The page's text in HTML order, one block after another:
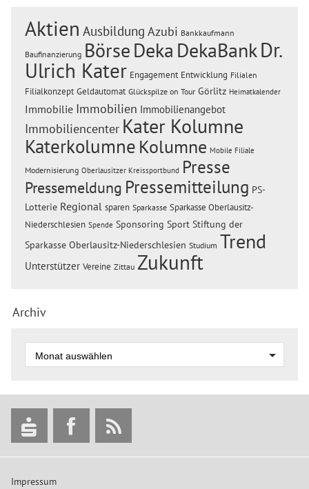
Aktien Ausbildung Azubi Bankkaufmann
Baufinanzierung BörseDeka DekaBankDr.
Ulrich Kater Engagement Entwicklung Filialen
Filialkonzept Geldautomat Glückspilze on Tour Görlitz Heimatkalender
Immobilie Immobilien Immobilienangebot
Immobiliencenter Kater Kolumne
Katerkolumne Kolumne Mobile Filiale
Modernisierung Oberlausitzer Kreissportbund Presse
Pressemeldung Pressemitteilung PS-
Lotterie Regional sparen Sparkasse Sparkasse Oberlausitz-
Niederschlesien Spende Sponsoring Sport Stiftung der
Sparkasse Oberlausitz-Niederschlesien Studium Trend
Unterstützer Vereine Zittau Zukunft
Archiv
Impressum